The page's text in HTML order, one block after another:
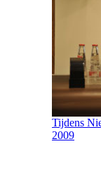
Tijdens
2009